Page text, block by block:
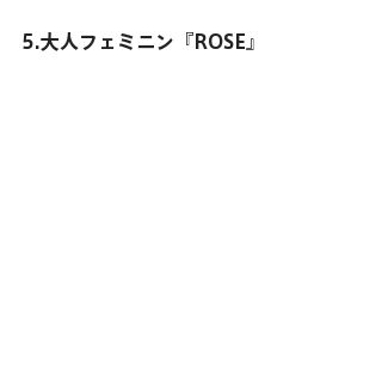
5.大人フェミニン『ROSE』